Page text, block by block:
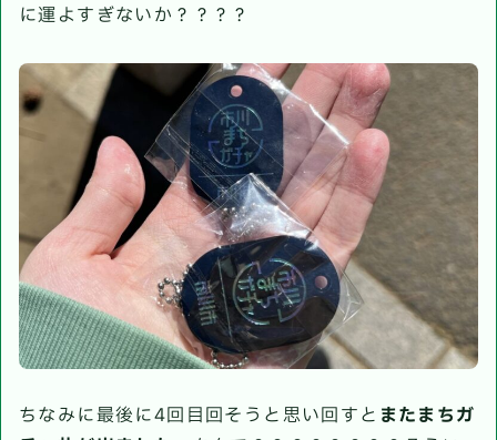
に運よすぎないか？？？？
ちなみに最後に4回目回そうと思い回すと またまちガ